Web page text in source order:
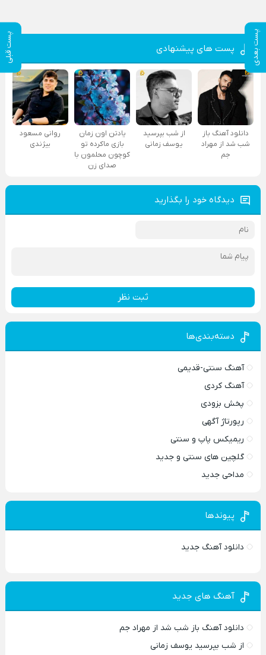
پست بعدی پست قبلی پست های پیشنهادی
دانلود آهنگ باز
شب شد از مهراد
جم
از شب بپرسید
یوسف زمانی
یادتن اون زمان
بازی ماکرده تو
کوچون محلمون با
صدای زن
روانی مسعود
بیژندی
دیدگاه خود را بگذارید
ثبت نظر
دسته‌بندی‌ها
آهنگ سنتی-قدیمی
آهنگ کردی
پخش بزودی
رپورتاژ آگهی
ریمیکس پاپ و سنتی
گلچین های سنتی و جدید
مداحی جدید
پیوندها
دانلود آهنگ جدید
آهنگ های جدید
دانلود آهنگ باز شب شد از مهراد جم
از شب بپرسید یوسف زمانی